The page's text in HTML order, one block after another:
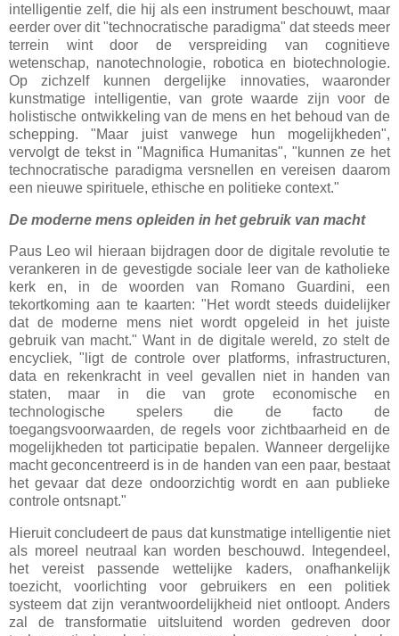
intelligentie zelf, die hij als een instrument beschouwt, maar
eerder over dit "technocratische paradigma" dat steeds meer
terrein wint door de verspreiding van cognitieve
wetenschap, nanotechnologie, robotica en biotechnologie.
Op zichzelf kunnen dergelijke innovaties, waaronder
kunstmatige intelligentie, van grote waarde zijn voor de
holistische ontwikkeling van de mens en het behoud van de
schepping. "Maar juist vanwege hun mogelijkheden",
vervolgt de tekst in "Magnifica Humanitas", "kunnen ze het
technocratische paradigma versnellen en vereisen daarom
een nieuwe spirituele, ethische en politieke context."
De moderne mens opleiden in het gebruik van macht
Paus Leo wil hieraan bijdragen door de digitale revolutie te
verankeren in de gevestigde sociale leer van de katholieke
kerk en, in de woorden van Romano Guardini, een
tekortkoming aan te kaarten: "Het wordt steeds duidelijker
dat de moderne mens niet wordt opgeleid in het juiste
gebruik van macht." Want in de digitale wereld, zo stelt de
encycliek, "ligt de controle over platforms, infrastructuren,
data en rekenkracht in veel gevallen niet in handen van
staten, maar in die van grote economische en
technologische spelers die de facto de
toegangsvoorwaarden, de regels voor zichtbaarheid en de
mogelijkheden tot participatie bepalen. Wanneer dergelijke
macht geconcentreerd is in de handen van een paar, bestaat
het gevaar dat deze ondoorzichtig wordt en aan publieke
controle ontsnapt."
Hieruit concludeert de paus dat kunstmatige intelligentie niet
als moreel neutraal kan worden beschouwd. Integendeel,
het vereist passende wettelijke kaders, onafhankelijk
toezicht, voorlichting voor gebruikers en een politiek
systeem dat zijn verantwoordelijkheid niet ontloopt. Anders
zal de transformatie uitsluitend worden gedreven door